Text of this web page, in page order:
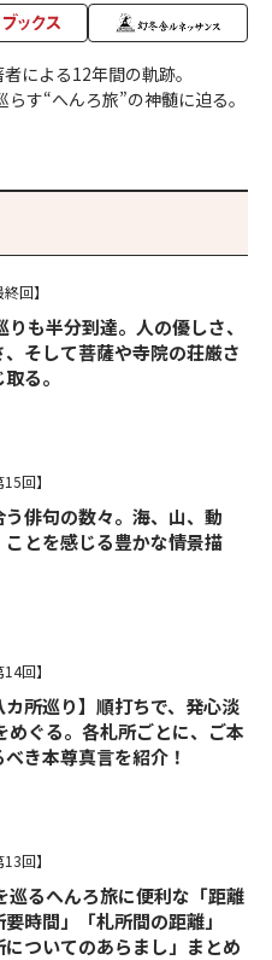
による12年間の軌跡。
す“へんろ旅”の神髄に迫る。
終回】
も半分到達。人の優しさ、
、そして菩薩や寺院の荘厳さ
る。
15回】
う俳句の数々。海、山、動
とを感じる豊かな情景描
14回】
カ所巡り】順打ちで、発心淡
めぐる。各札所ごとに、ご本
き本尊真言を紹介！
13回】
巡るへんろ旅に便利な「距離
時間」「札所間の距離」
についてのあらまし」まとめ